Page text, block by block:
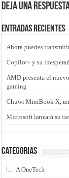
Deja una
Entradas recientes
Ahora puedes
Copilot+ y su
AMD presenta el
gaming
Chuwi MiniBook X,
Microsoft lanzará su
Categorias
A OneTech